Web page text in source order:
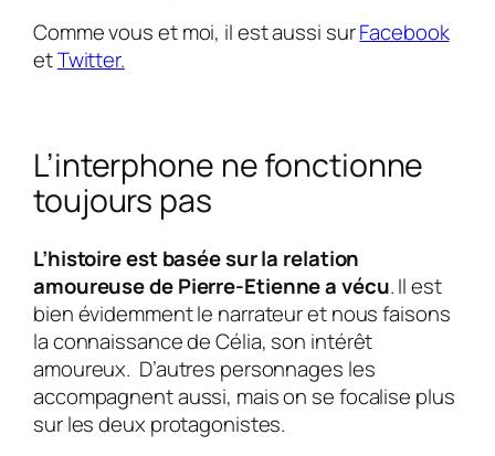
Comme vous et moi, il est aussi surFacebook
etTwitter.
L’interphone ne fonctionne
toujours pas
L’histoire est basée sur la relation
amoureuse dePierre-Etiennea vécu. Il est
bien évidemment le narrateur et nous faisons
la connaissance deCélia, son intérêt
amoureux. D’autres personnages les
accompagnent aussi, mais on se focalise plus
sur les deux protagonistes.